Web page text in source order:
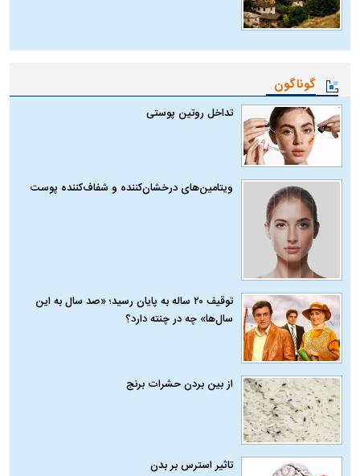
گوناگون
تداخل روتین پوستی
ویتامین‌های درخشان‌کننده و شفاف‌کننده پوست
توقیف ۲۰ ساله به پایان رسید؛ «صد سال به این
سال‌ها» چه در چنته دارد؟
از بین بردن حشرات برنج
تاثیر استرس بر بدن